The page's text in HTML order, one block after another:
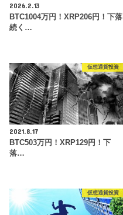
2026.2.13
BTC1004万円！XRP206円！下落
続く…
仮想通貨投資
2021.8.17
BTC503万円！XRP129円！下
落…
仮想通貨投資